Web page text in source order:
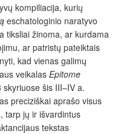
kompiliacija, kurių
eschatologinio naratyvo
tiksliai žinoma, ar kurdama
ar patristų pateiktais
kad vienas galimų
veikalas Epitome
skyriuose šis III–IV a.
preciziškai aprašo visus
tarp jų ir išvardintus
tekstas